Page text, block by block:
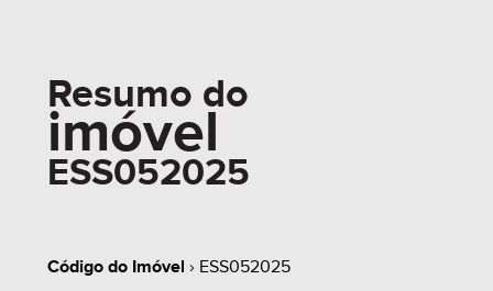
Resumo do
imóvel
ESS052025
Código do Imóvel › ESS052025